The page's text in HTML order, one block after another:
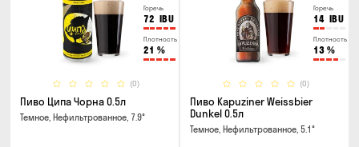
Горечь
72 IBU
Плотность
21 %
(0)
Пиво Ципа Чорна 0.5л
Темное, Нефильтрованное, 7.9°
Горечь
14 IBU
Плотность
13 %
(0)
Пиво Kapuziner Weissbier
Dunkel 0.5л
Темное, Нефильтрованное, 5.1°